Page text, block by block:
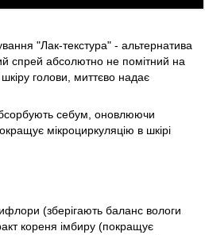
"Лак-текстура" - альтернатива
спрей абсолютно не помітний на
голови, миттєво надає
себум, оновлюючи
мікроциркуляцію в шкірі
(зберігають баланс вологи
кореня імбиру (покращує